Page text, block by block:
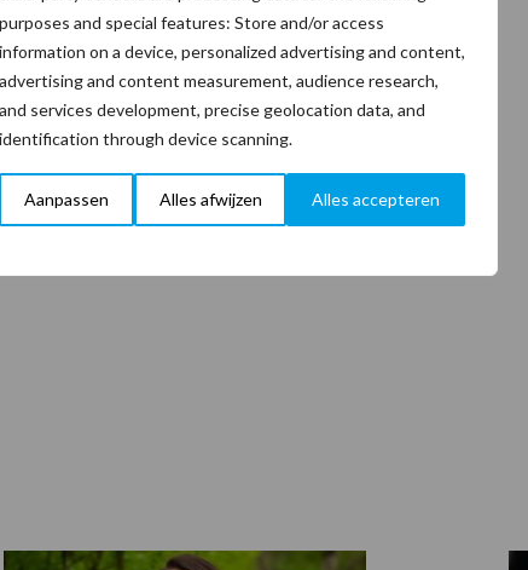
purposes and special features: Store and/or access
information on a device, personalized advertising and content,
advertising and content measurement, audience research,
and services development, precise geolocation data, and
identification through device scanning.
Aanpassen Alles afwijzen Alles accepteren